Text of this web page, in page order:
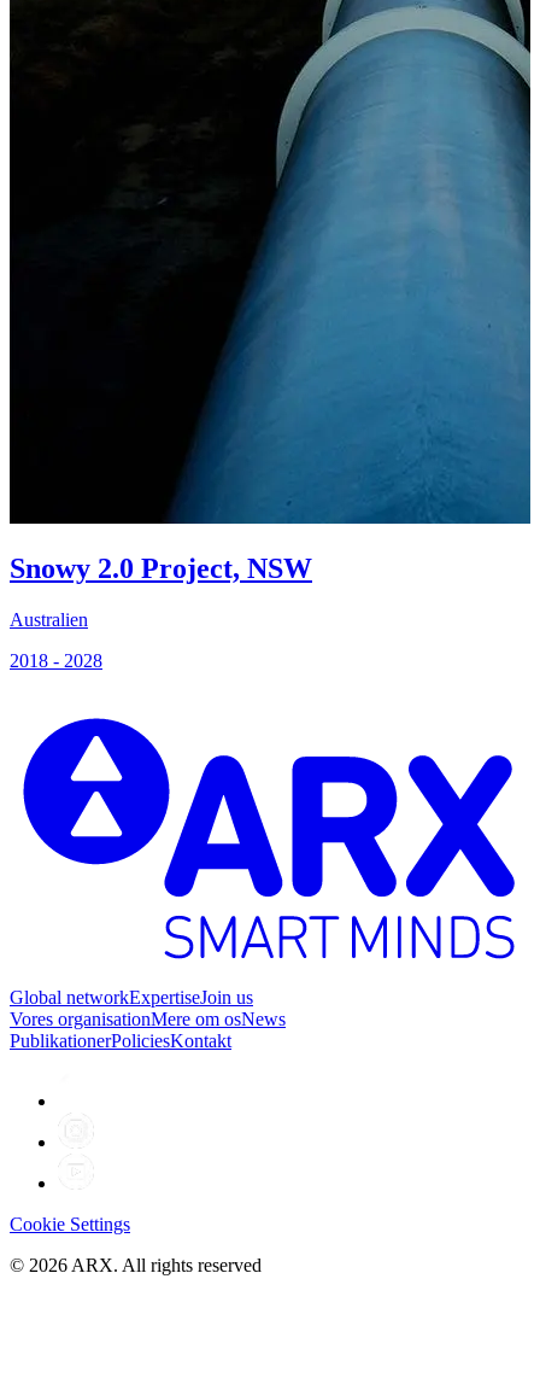
Snowy 2.0 Project, NSW
Australien
2018 - 2028
Global networkExpertiseJoin us
Vores organisationMere om osNews
PublikationerPoliciesKontakt
Cookie Settings
© 2026 ARX. All rights reserved